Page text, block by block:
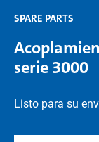
SPARE PARTS
serie 3000
Listo para su